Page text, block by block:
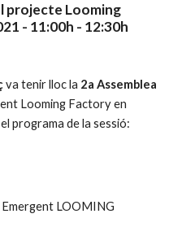
projecte Looming
- 11:00h - 12:30h
va tenir lloc la 2a Assemblea
programa de la sessió:
Emergent LOOMING